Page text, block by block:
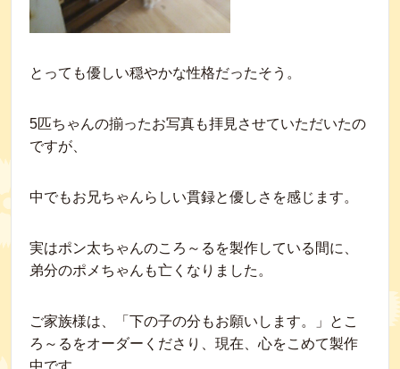
とっても優しい穏やかな性格だったそう。
5匹ちゃんの揃ったお写真も拝見させていただいたの
ですが、
中でもお兄ちゃんらしい貫録と優しさを感じます。
実はポン太ちゃんのころ～るを製作している間に、
弟分のポメちゃんも亡くなりました。
ご家族様は、「下の子の分もお願いします。」とこ
ろ～るをオーダーくださり、現在、心をこめて製作
中です。